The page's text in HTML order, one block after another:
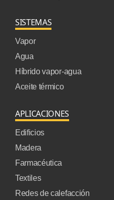
SISTEMAS
Vapor
Agua
Híbrido vapor-agua
Aceite térmico
APLICACIONES
Edificios
Madera
Farmacéutica
Textiles
Redes de calefacción